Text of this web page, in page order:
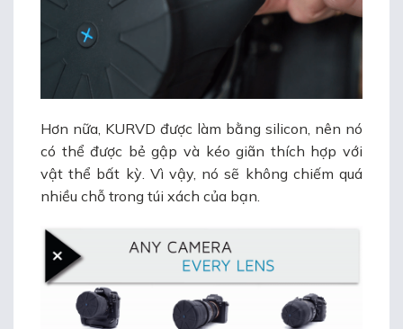
Hơn nữa, KURVD được làm bằng silicon, nên nó
có thể được bẻ gập và kéo giãn thích hợp với
vật thể bất kỳ. Vì vậy, nó sẽ không chiếm quá
nhiều chỗ trong túi xách của bạn.